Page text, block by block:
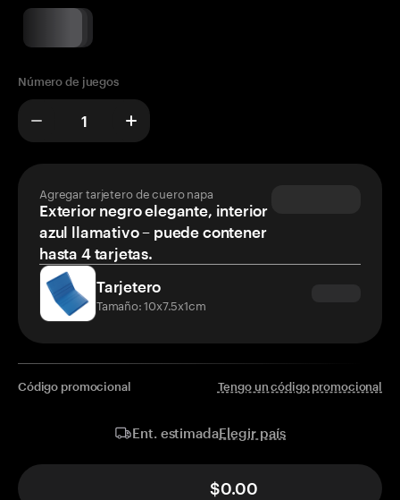
Número de juegos
Agregar tarjetero de cuero napa
Exterior negro elegante, interior
azul llamativo – puede contener
hasta 4 tarjetas.
Tarjetero
Tamaño: 10x7.5x1cm
Código promocional Tengo un código promocional
Ent. estimadaElegir país
$0.00